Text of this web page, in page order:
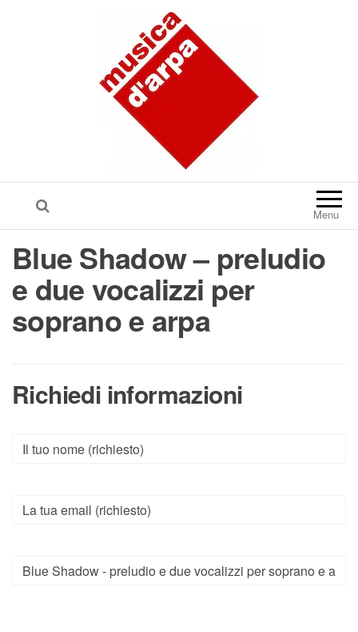
Menu
Blue Shadow – preludio
e due vocalizzi per
soprano e arpa
Richiedi informazioni